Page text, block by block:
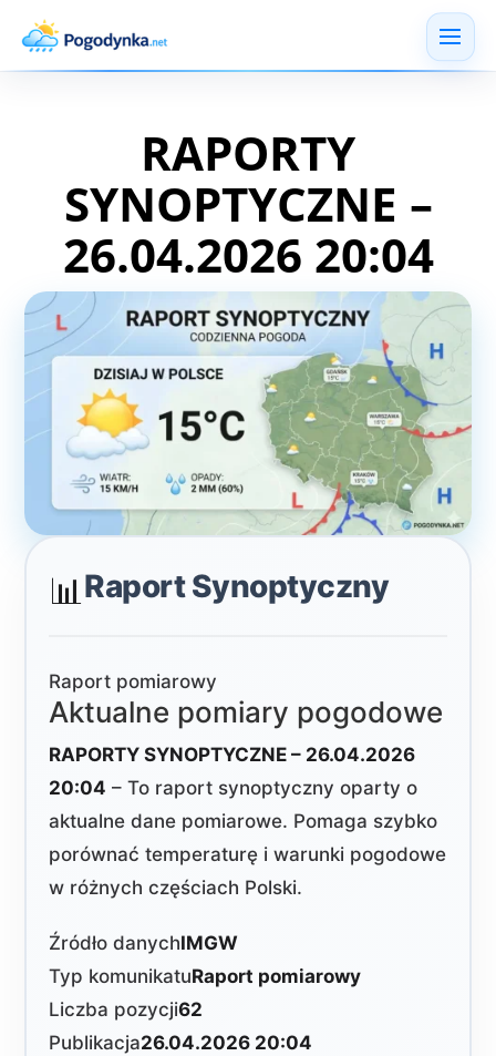
RAPORTY
SYNOPTYCZNE –
26.04.2026 20:04
📊Raport Synoptyczny
Raport pomiarowy
Aktualne pomiary pogodowe
RAPORTY SYNOPTYCZNE – 26.04.2026
20:04 – To raport synoptyczny oparty o
aktualne dane pomiarowe. Pomaga szybko
porównać temperaturę i warunki pogodowe
w różnych częściach Polski.
Źródło danychIMGW
Typ komunikatuRaport pomiarowy
Liczba pozycji62
Publikacja26.04.2026 20:04